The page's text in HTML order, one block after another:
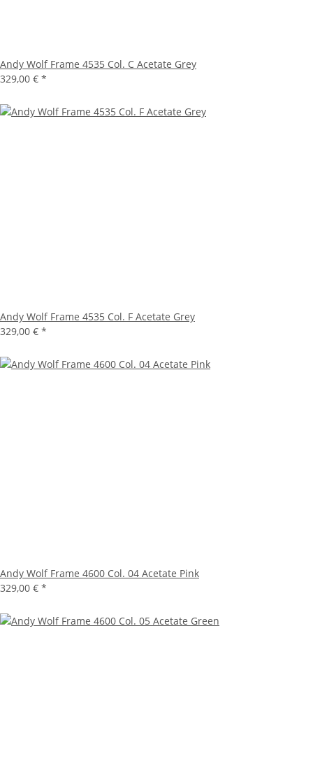
Andy Wolf Frame 4535 Col. C Acetate Grey
329,00 € *
Andy Wolf Frame 4535 Col. F Acetate Grey
329,00 € *
Andy Wolf Frame 4600 Col. 04 Acetate Pink
329,00 € *